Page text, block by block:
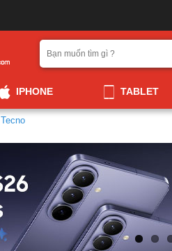
IPHONE TABLET
Tecno